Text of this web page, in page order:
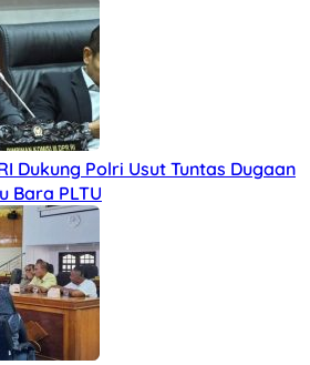
Dukung Polri Usut Tuntas Dugaan
Bara PLTU